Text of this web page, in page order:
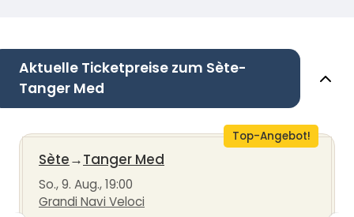
Aktuelle Ticketpreise zum Sète-
Tanger Med
Top-Angebot!
Sète→Tanger Med
So., 9. Aug., 19:00
Grandi Navi Veloci